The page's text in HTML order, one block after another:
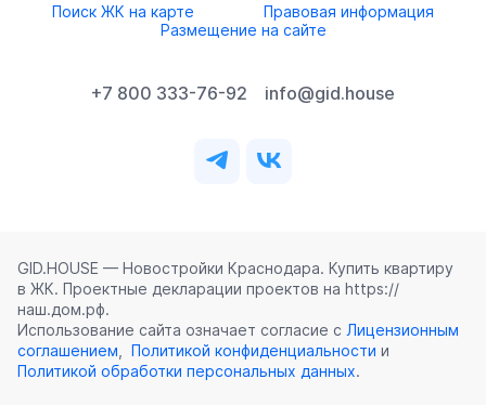
Поиск ЖК на карте
Правовая информация
Размещение на сайте
+7 800 333-76-92 info@gid.house
GID.HOUSE — Новостройки Краснодара. Купить квартиру
в ЖК. Проектные декларации проектов на https://
наш.дом.рф.
Использование сайта означает согласие с Лицензионным
соглашением
Политикой конфиденциальности и
Политикой обработки персональных данных.